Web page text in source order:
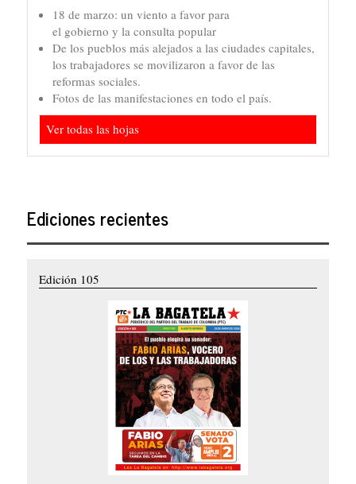
18 de marzo: un viento a favor para
el gobierno y la consulta popular
De los pueblos más alejados a las ciudades capitales,
los trabajadores se movilizaron a favor de las
reformas sociales.
Fotos de las manifestaciones en todo el país.
Ver todas las hojas
Ediciones recientes
Edición 105